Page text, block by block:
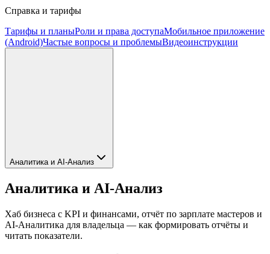
Справка и тарифы
Тарифы и планыРоли и права доступаМобильное приложение
(Android)Частые вопросы и проблемыВидеоинструкции
Аналитика и AI-Анализ
Аналитика и AI-Анализ
Хаб бизнеса с KPI и финансами, отчёт по зарплате мастеров и
AI-Аналитика для владельца — как формировать отчёты и
читать показатели.